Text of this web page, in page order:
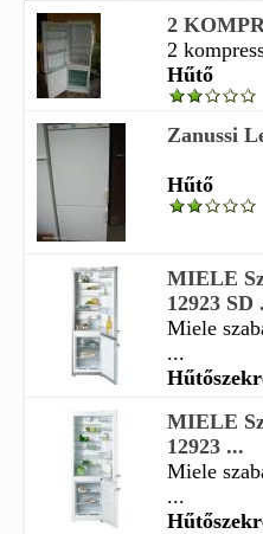
2
2
Hűtő
Zanussi
Hűtő
MIELE
12923 SD
Miele
...
MIELE
12923 ...
Miele
...